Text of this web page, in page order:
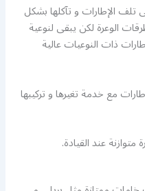
تلف الإطارات و تآكلها بشكل
الوعرة لكن يبقى لنوعية
ذات النوعيات عالية
مع خدمة تغيرها و تركيبها
عند القيادة.